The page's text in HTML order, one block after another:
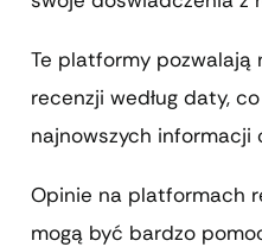
Te platformy pozwalają
recenzji według daty,
najnowszych informacji
Opinie na platformach
mogą być bardzo